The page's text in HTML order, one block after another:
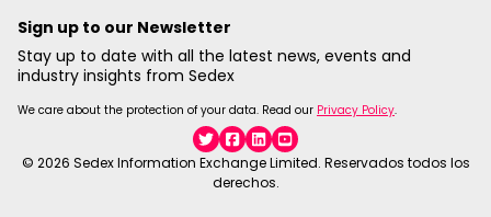
Sign up to our Newsletter
Stay up to date with all the latest news, events and
industry insights from Sedex
We care about the protection of your data. Read our Privacy Policy.
TwitterFacebook
Linkedin
YouTube
© 2026 Sedex Information Exchange Limited. Reservados todos los
derechos.